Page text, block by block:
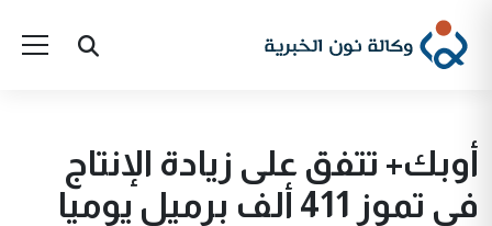
أوبك+ تتفق على زيادة الإنتاج
في تموز 411 ألف برميل يوميا